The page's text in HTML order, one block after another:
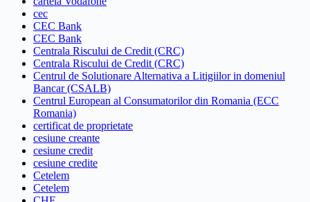
cec
CEC Bank
CEC Bank
Centrala Riscului de Credit (CRC)
Centrala Riscului de Credit (CRC)
Centrul de Solutionare Alternativa a Litigiilor in domeniul
Bancar (CSALB)
Centrul European al Consumatorilor din Romania (ECC
Romania)
certificat de proprietate
cesiune creante
cesiune credit
cesiune credite
Cetelem
Cetelem